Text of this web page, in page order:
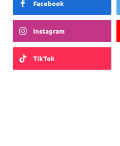
Facebook
Instagram
TikTok